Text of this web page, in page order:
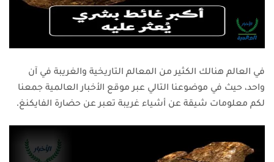
في العالم هنالك الكثير من المعالم التاريخية والغريبة في آن
واحد، حيث في موضوعنا التالي عبر موقع الأخبار العالمية جمعنا
لكم معلومات شيقة عن أشياء غريبة تعبر عن حضارة الفايكنغ.